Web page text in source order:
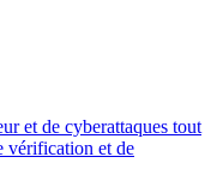
et de cyberattaques tout
vérification et de